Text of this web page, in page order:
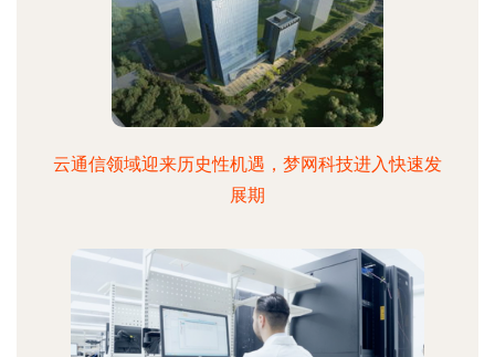
云通信领域迎来历史性机遇，梦网科技进入快速发
展期